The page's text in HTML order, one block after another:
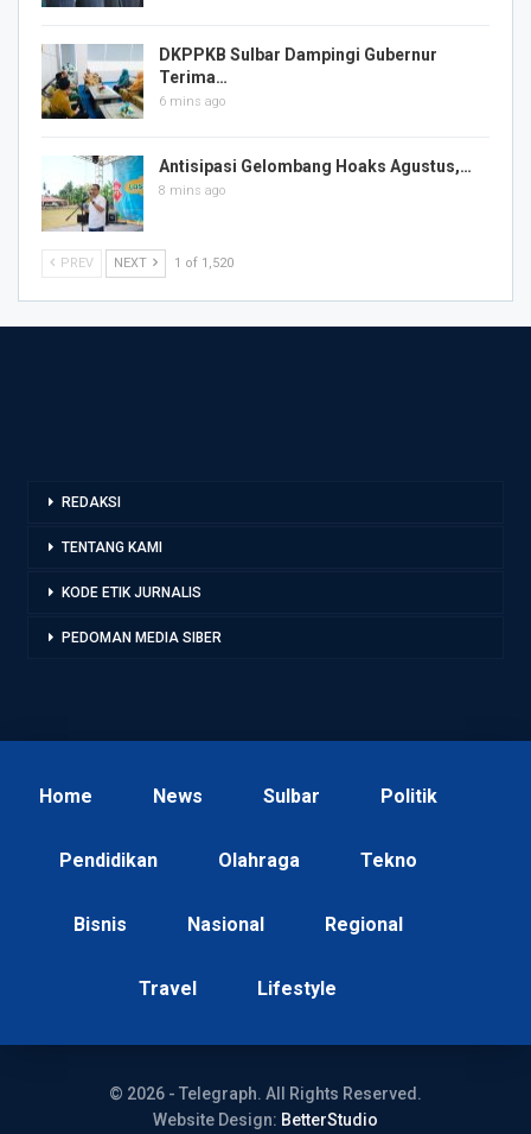
DKPPKB Sulbar Dampingi Gubernur
Terima…
6 mins ago
Antisipasi Gelombang Hoaks Agustus,…
8 mins ago
PREV NEXT 1 of 1,520
REDAKSI
TENTANG KAMI
KODE ETIK JURNALIS
PEDOMAN MEDIA SIBER
Home News Sulbar Politik
Pendidikan Olahraga Tekno
Bisnis Nasional Regional
Travel Lifestyle
© 2026 - Telegraph. All Rights Reserved.
Website Design: BetterStudio